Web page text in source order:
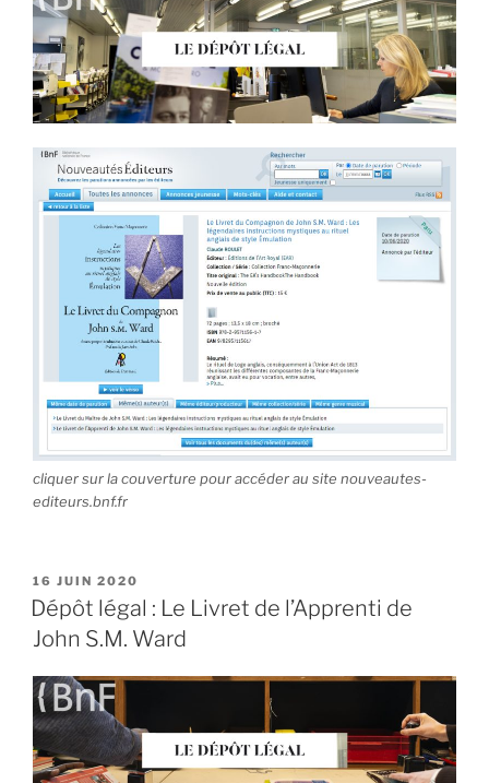
cliquer sur la couverture pour accéder au site nouveautes-
editeurs.bnf.fr
PUBLIÉ
LE
16 JUIN 2020
Dépôt légal : Le Livret de l’Apprenti de
John S.M. Ward